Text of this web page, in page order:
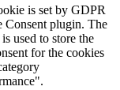
is set by GDPR
Consent plugin. The
used to store the
for the cookies